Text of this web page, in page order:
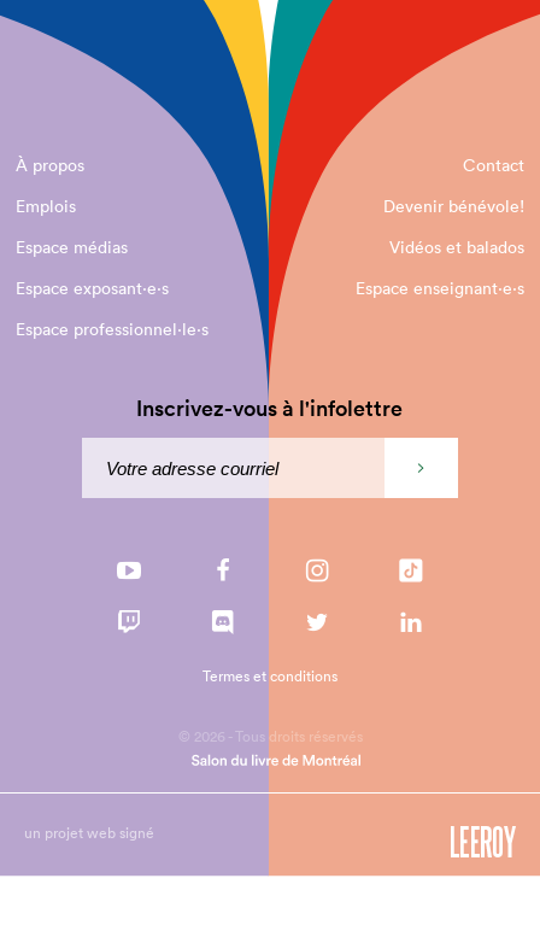
À propos
Contact
Emplois
Devenir bénévole!
Espace médias
Vidéos et balados
Espace exposant·e⋅s
Espace enseignant·e⋅s
Espace professionnel·le⋅s
Inscrivez-vous à l'infolettre
© 2026 - Tous droits réservés
Termes et conditions
un projet web signé